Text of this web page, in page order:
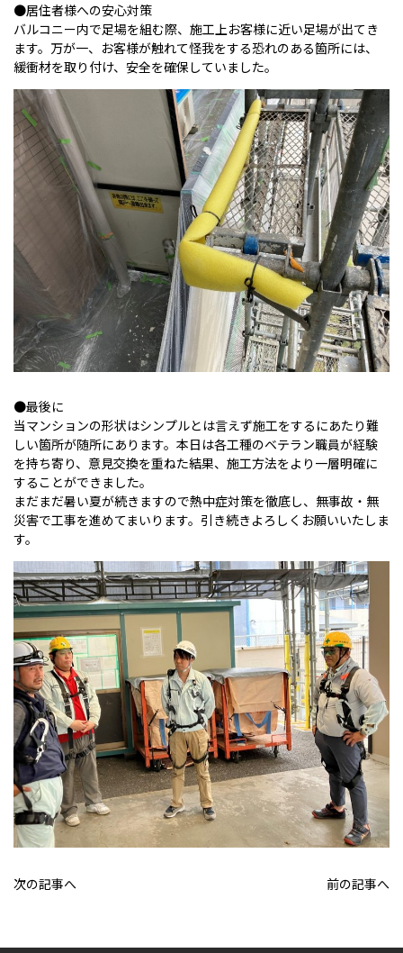
●居住者様への安心対策
バルコニー内で足場を組む際、施工上お客様に近い足場が出てき
ます。万が一、お客様が触れて怪我をする恐れのある箇所には、
緩衝材を取り付け、安全を確保していました。
●最後に
当マンションの形状はシンプルとは言えず施工をするにあたり難
しい箇所が随所にあります。本日は各工種のベテラン職員が経験
を持ち寄り、意見交換を重ねた結果、施工方法をより一層明確に
することができました。
まだまだ暑い夏が続きますので熱中症対策を徹底し、無事故・無
災害で工事を進めてまいります。引き続きよろしくお願いいたしま
す。
前の記事へ
次の記事へ